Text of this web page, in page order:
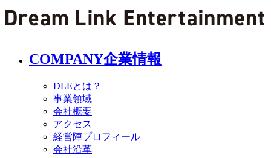
COMPANY企業情報
DLEとは？
事業領域
会社概要
アクセス
経営陣プロフィール
会社沿革